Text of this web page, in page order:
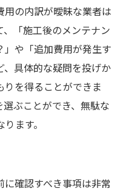
用の内訳が曖昧な業者は
「施工後のメンテナン
」や「追加費用が発生す
、具体的な疑問を投げか
りを得ることができま
ぶことができ、無駄な
ます。
確認すべき事項は非常